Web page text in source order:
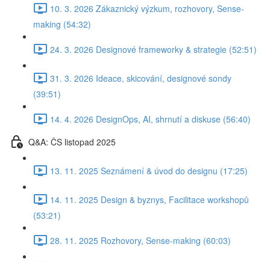
10. 3. 2026 Zákaznický výzkum, rozhovory, Sense-
making (54:32)
24. 3. 2026 Designové frameworky & strategie (52:51)
31. 3. 2026 Ideace, skicování, designové sondy
(39:51)
14. 4. 2026 DesignOps, AI, shrnutí a diskuse (56:40)
Q&A: ČS listopad 2025
13. 11. 2025 Seznámení & úvod do designu (17:25)
14. 11. 2025 Design & byznys, Facilitace workshopů
(53:21)
28. 11. 2025 Rozhovory, Sense-making (60:03)